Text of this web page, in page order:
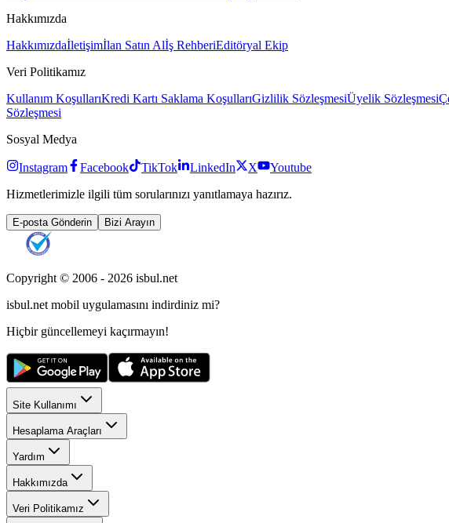
Hakkımızda
Hakkımızdaİletişimİlan Satın Alİş RehberiEditöryal Ekip
Veri Politikamız
Kullanım KoşullarıKredi Kartı Saklama KoşullarıGizlilik SözleşmesiÜyelik Sözleşmesi
Sözleşmesi
Sosyal Medya
Instagram Facebook TikTok LinkedIn X
Youtube
Hizmetlerimizle ilgili tüm sorularınızı yanıtlamaya hazırız.
E-posta Gönderin Bizi Arayın
Copyright © 2006 - 2026 isbul.net
isbul.net mobil uygulamasını indirdiniz mi?
Hiçbir güncellemeyi kaçırmayın!
Site Kullanımı
Hesaplama Araçları
Yardım
Hakkımızda
Veri Politikamız